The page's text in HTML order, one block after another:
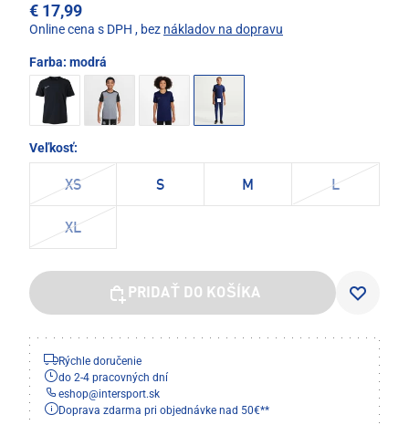
€ 17,99
Online cena s DPH , bez nákladov na dopravu
Farba: modrá
Veľkosť:
XS S M L
XL
PRIDAŤ DO KOŠÍKA
Rýchle doručenie
do 2-4 pracovných dní
eshop@intersport.sk
Doprava zdarma pri objednávke nad 50€**